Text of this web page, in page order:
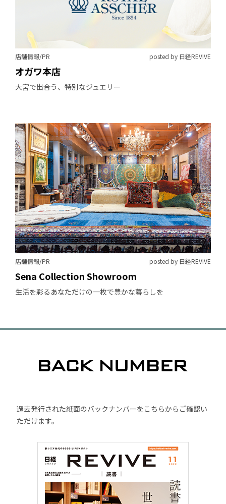
店舗情報/PR posted by 日経REVIVE
オガワ本店
大宮で出合う、特別なジュエリー
店舗情報/PR posted by 日経REVIVE
Sena Collection Showroom
生活を彩るあなただけの一枚で豊かな暮らしを
過去発行された紙面のバックナンバーをこちらからご確認い
ただけます。